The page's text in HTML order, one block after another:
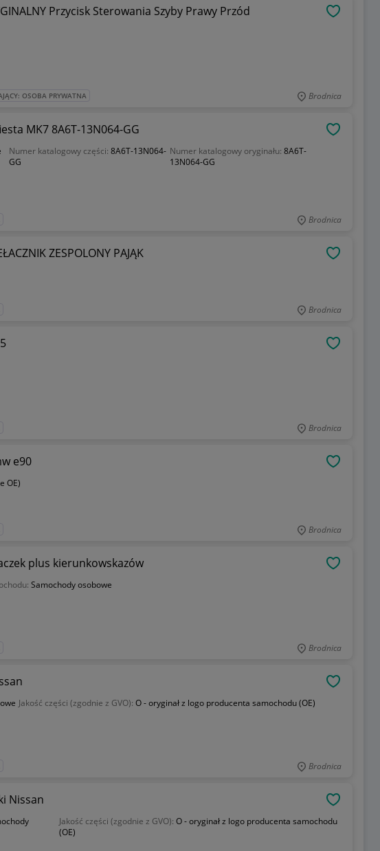
Przycisk Sterowania Szyby Prawy Przód
OSOBA PRYWATNA Brodnica
MK7 8A6T-13N064-GG
Numer katalogowy części:8A6T-13N064-
GG
Numer katalogowy oryginału: 8A6T-
13N064-GG
Brodnica
ZESPOLONY PAJĄK
Brodnica
Brodnica
e90
OE)
Brodnica
plus kierunkowskazów
Samochody osobowe
Brodnica
Jakość części (zgodnie z GVO): O - oryginał z logo producenta samochodu (OE)
Brodnica
Nissan
Jakość części (zgodnie z GVO):O - oryginał z logo producenta samochodu
(OE)